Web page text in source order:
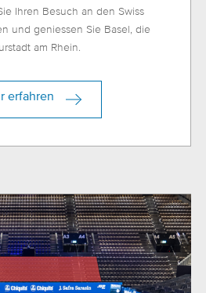
Ihren Besuch an den Swiss
und geniessen Sie Basel, die
am Rhein.
erfahren